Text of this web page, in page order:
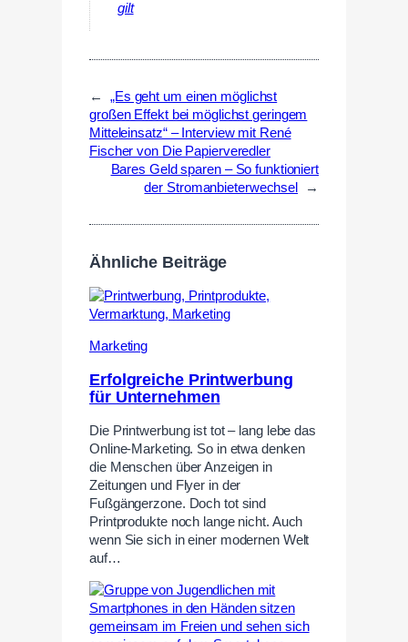
gilt
←
„Es geht um einen möglichst
großen Effekt bei möglichst geringem
Mitteleinsatz“ – Interview mit René
Fischer von Die Papierveredler
Bares Geld sparen – So funktioniert
der Stromanbieterwechsel
→
Ähnliche Beiträge
Marketing
Erfolgreiche Printwerbung
für Unternehmen
Die Printwerbung ist tot – lang lebe das
Online-Marketing. So in etwa denken
die Menschen über Anzeigen in
Zeitungen und Flyer in der
Fußgängerzone. Doch tot sind
Printprodukte noch lange nicht. Auch
wenn Sie sich in einer modernen Welt
auf…